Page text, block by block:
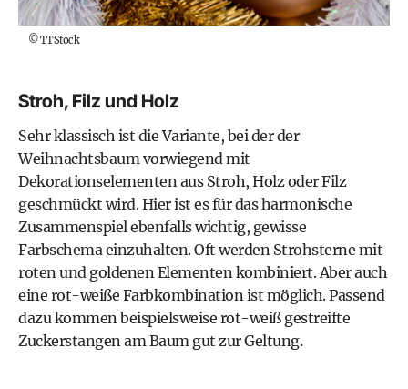
©TTStock
Stroh, Filz und Holz
Sehr klassisch ist die Variante, bei der der
Weihnachtsbaum vorwiegend mit
Dekorationselementen aus Stroh, Holz oder Filz
geschmückt wird. Hier ist es für das harmonische
Zusammenspiel ebenfalls wichtig, gewisse
Farbschema einzuhalten. Oft werden Strohsterne mit
roten und goldenen Elementen kombiniert. Aber auch
eine rot-weiße Farbkombination ist möglich. Passend
dazu kommen beispielsweise rot-weiß gestreifte
Zuckerstangen am Baum gut zur Geltung.